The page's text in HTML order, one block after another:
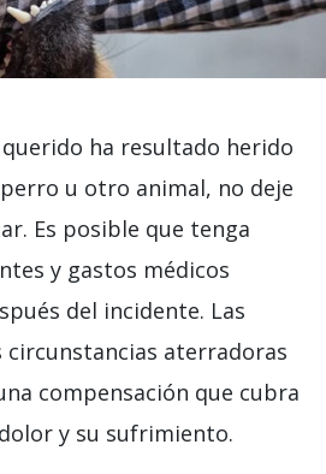
ha resultado herido
u otro animal, no deje
Es posible que tenga
y gastos médicos
del incidente. Las
circunstancias aterradoras
compensación que cubra
y su sufrimiento.